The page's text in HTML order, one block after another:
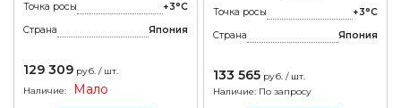
Точка росы
+3°С
Страна
Япония
129 309 руб. / шт.
Наличие:
Мало
Точка росы
+3°С
Страна
Япония
133 565 руб. / шт.
Наличие: По запросу